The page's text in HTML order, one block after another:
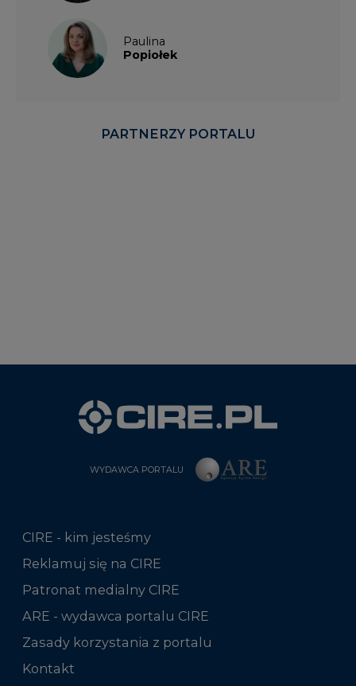
Paulina
Popiołek
PARTNERZY PORTALU
WYDAWCA PORTALU
CIRE - kim jesteśmy
Reklamuj się na CIRE
Patronat medialny CIRE
ARE - wydawca portalu CIRE
Zasady korzystania z portalu
Kontakt